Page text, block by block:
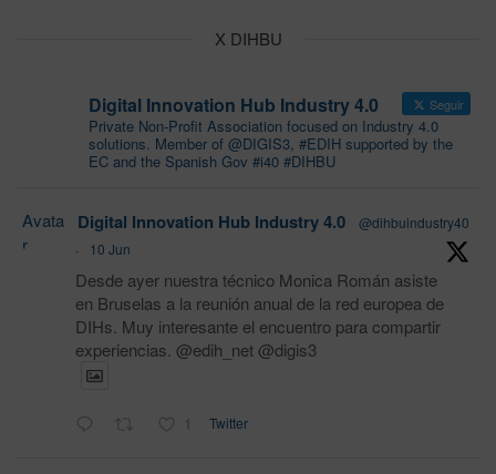
X DIHBU
Digital Innovation Hub Industry 4.0 Seguir
Private Non-Profit Association focused on Industry 4.0
solutions. Member of @DIGIS3, #EDIH supported by the
EC and the Spanish Gov #i40 #DIHBU
Avata
r
Digital Innovation Hub Industry 4.0
@dihbuindustry40
·
10 Jun
Desde ayer nuestra técnico Monica Román asiste
en Bruselas a la reunión anual de la red europea de
DIHs. Muy interesante el encuentro para compartir
experiencias. @edih_net @digis3
1 Twitter